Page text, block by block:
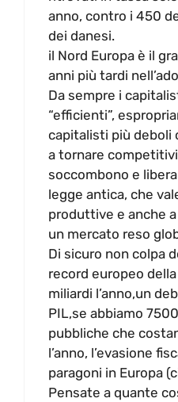
anno, contro i 450
dei danesi.
il Nord Europa è il
anni più tardi
Da sempre i
“efficienti”,
capitalisti più deboli
a tornare
soccombono e
legge antica, che
produttive e anche
un mercato reso
Di sicuro non colpa
record europeo
miliardi l’anno,un
PIL,se abbiamo
pubbliche che
l’anno, l’evasione
paragoni in Europa
Pensate a quante